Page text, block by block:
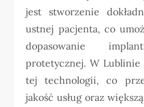
jest stworzenie
ustnej pacjenta, co
dopasowanie
protetycznej. W
tej technologii, co
jakość usług oraz